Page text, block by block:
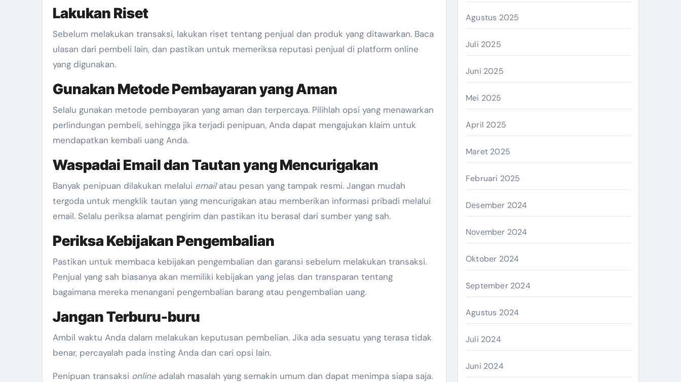
Lakukan Riset
Sebelum melakukan transaksi, lakukan riset tentang penjual dan produk yang ditawarkan. Baca
ulasan dari pembeli lain, dan pastikan untuk memeriksa reputasi penjual di platform online
yang digunakan.
Gunakan Metode Pembayaran yang Aman
Selalu gunakan metode pembayaran yang aman dan terpercaya. Pilihlah opsi yang menawarkan
perlindungan pembeli, sehingga jika terjadi penipuan, Anda dapat mengajukan klaim untuk
mendapatkan kembali uang Anda.
Waspadai Email dan Tautan yang Mencurigakan
Banyak penipuan dilakukan melalui emailatau pesan yang tampak resmi. Jangan mudah
tergoda untuk mengklik tautan yang mencurigakan atau memberikan informasi pribadi melalui
email. Selalu periksa alamat pengirim dan pastikan itu berasal dari sumber yang sah.
Periksa Kebijakan Pengembalian
Pastikan untuk membaca kebijakan pengembalian dan garansi sebelum melakukan transaksi.
Penjual yang sah biasanya akan memiliki kebijakan yang jelas dan transparan tentang
bagaimana mereka menangani pengembalian barang atau pengembalian uang.
Jangan Terburu-buru
Ambil waktu Anda dalam melakukan keputusan pembelian. Jika ada sesuatu yang terasa tidak
benar, percayalah pada insting Anda dan cari opsi lain.
Penipuan transaksi onlineadalah masalah yang semakin umum dan dapat menimpa siapa saja.
Agustus 2025
Juli 2025
Juni 2025
Mei 2025
April 2025
Maret 2025
Februari 2025
Desember 2024
November 2024
Oktober 2024
September 2024
Agustus 2024
Juli 2024
Juni 2024